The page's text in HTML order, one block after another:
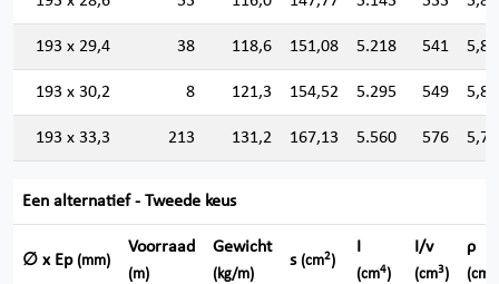
193 x 29,4 38 118,6 151,08 5.218 541
193 x 30,2 8 121,3 154,52 5.295 549
193 x 33,3 213 131,2 167,13 5.560 576
Een alternatief - Tweede keus
∅ x Ep (mm)
Voorraad
(m)
Gewicht
(kg/m)
s (cm2)
I
(cm4)
I/v
(cm3)
ρ
(cm)